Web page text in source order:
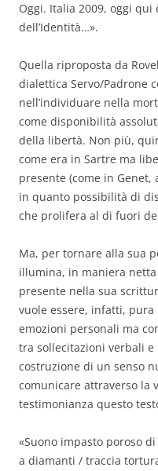
Oggi. Italia 2009, oggi
dell’Identità…».
Quella riproposta da
dialettica Servo/Padrone
nell’individuare nella
come disponibilità
della libertà. Non più,
come era in Sartre ma
presente (come in
in quanto possibilità di
che prolifera al di fuori
Ma, per tornare alla sua
illumina, in maniera
presente nella sua
vuole essere, infatti,
emozioni personali ma
tra sollecitazioni verbali
costruzione di un senso
comunicare attraverso la
testimonianza questo
«Suono impasto poroso
a diamanti / traccia